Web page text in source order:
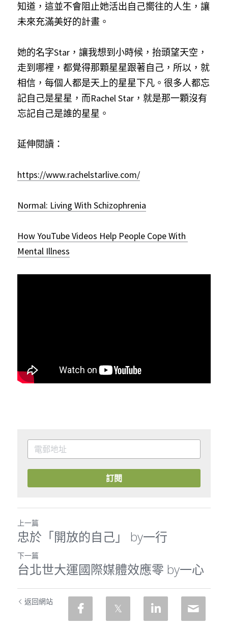
知道，這並不會阻止她活出自己嚮往的人生，讓
未來充滿美好的計畫。
她的名字Star，讓我想到小時候，抬頭望天空，
走到哪裡，都覺得那顆星星跟著自己，所以，就
相信，每個人都是天上的星星下凡。很多人都忘
記自己是星星，而Rachel Star，就是那一顆沒有
忘記自己是誰的星星。
延伸閱讀：
https://www.rachelstarlive.com/
Normal: Living With Schizophrenia
How YouTube Videos Help People Cope With
Mental Illness
訂閱
上一篇
忠於「開放的自己」 by一行
下一篇
台北世大運國際媒體效應零 by一心
返回網站